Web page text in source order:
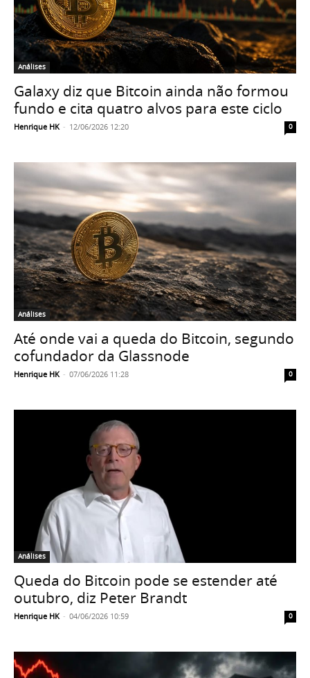
Análises
Galaxy diz que Bitcoin ainda não formou
fundo e cita quatro alvos para este ciclo
Henrique HK - 12/06/2026 12:20 0
Análises
Até onde vai a queda do Bitcoin, segundo
cofundador da Glassnode
Henrique HK - 07/06/2026 11:28 0
Análises
Queda do Bitcoin pode se estender até
outubro, diz Peter Brandt
Henrique HK - 04/06/2026 10:59 0